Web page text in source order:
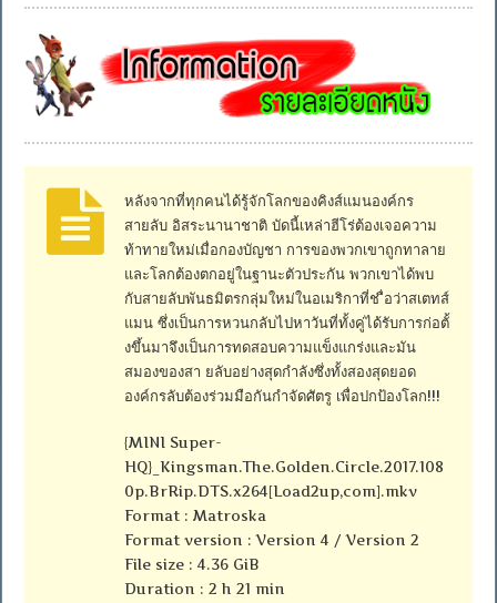
หลังจากที่ทุกคนได้รู้จักโลกของคิงส์แมนองค์กร
สายลับ อิสระนานาชาติ บัดนี้เหล่าฮีโร่ต้องเจอความ
ท้าทายใหม่เมื่อกองบัญชา การของพวกเขาถูกทาลาย
และโลกต้องตกอยู่ในฐานะตัวประกัน พวกเขาได้พบ
กับสายลับพันธมิตรกลุ่มใหม่ในอเมริกาที่ช ื่อว่าสเตทส์
แมน ซึ่งเป็นการหวนกลับไปหาวันที่ทั้งคู่ได้รับการก่อตั้
งขึ้นมาจึงเป็นการทดสอบความแข็งแกร่งและมัน
สมองของสา ยลับอย่างสุดกำลังซึ่งทั้งสองสุดยอด
องค์กรลับต้องร่วมมือกันกำจัดศัตรู เพื่อปกป้องโลก!!!
{MINI Super-
HQ}_Kingsman.The.Golden.Circle.2017.108
0p.BrRip.DTS.x264[Load2up,com].mkv
Format : Matroska
Format version : Version 4 / Version 2
File size : 4.36 GiB
Duration : 2 h 21 min